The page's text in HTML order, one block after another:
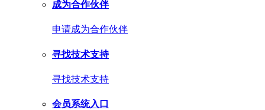
成为合作伙伴
申请成为合作伙伴
寻找技术支持
寻找技术支持
会员系统入口